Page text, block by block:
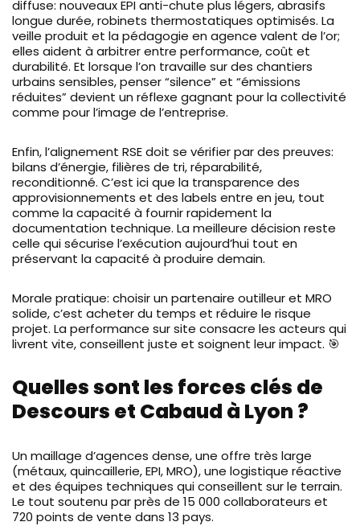
diffuse: nouveaux EPI anti-chute plus légers, abrasifs
longue durée, robinets thermostatiques optimisés. La
veille produit et la pédagogie en agence valent de l’or;
elles aident à arbitrer entre performance, coût et
durabilité. Et lorsque l’on travaille sur des chantiers
urbains sensibles, penser “silence” et “émissions
réduites” devient un réflexe gagnant pour la collectivité
comme pour l’image de l’entreprise.
Enfin, l’alignement RSE doit se vérifier par des preuves:
bilans d’énergie, filières de tri, réparabilité,
reconditionné. C’est ici que la transparence des
approvisionnements et des labels entre en jeu, tout
comme la capacité à fournir rapidement la
documentation technique. La meilleure décision reste
celle qui sécurise l’exécution aujourd’hui tout en
préservant la capacité à produire demain.
Morale pratique: choisir un partenaire outilleur et MRO
solide, c’est acheter du temps et réduire le risque
projet. La performance sur site consacre les acteurs qui
livrent vite, conseillent juste et soignent leur impact. 🎯
Quelles sont les forces clés de
Descours et Cabaud à Lyon ?
Un maillage d’agences dense, une offre très large
(métaux, quincaillerie, EPI, MRO), une logistique réactive
et des équipes techniques qui conseillent sur le terrain.
Le tout soutenu par près de 15 000 collaborateurs et
720 points de vente dans 13 pays.